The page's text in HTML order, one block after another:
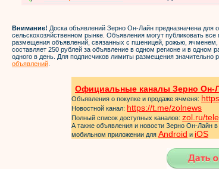
Внимание! Доска объявлений Зерно Он-Лайн предназначена
сельскохозяйственном рынке. Объявления могут публиковать
размещения объявлений, связанных с пшеницей, рожью,
составляет 250 рублей за объявление в одном регионе и в одном
одного в день. Для подписчиков лимиты размещения значительно
объявлений
Официальные каналы Зерно Он-
Объявления о покупке и продаже ячменя:
Новостной канал: https://t.me/zolnews
Полный список доступных каналов: zol.ru/
А также объявления и новости Зерно Он-Лайн
мобильном приложении для Android и iOS